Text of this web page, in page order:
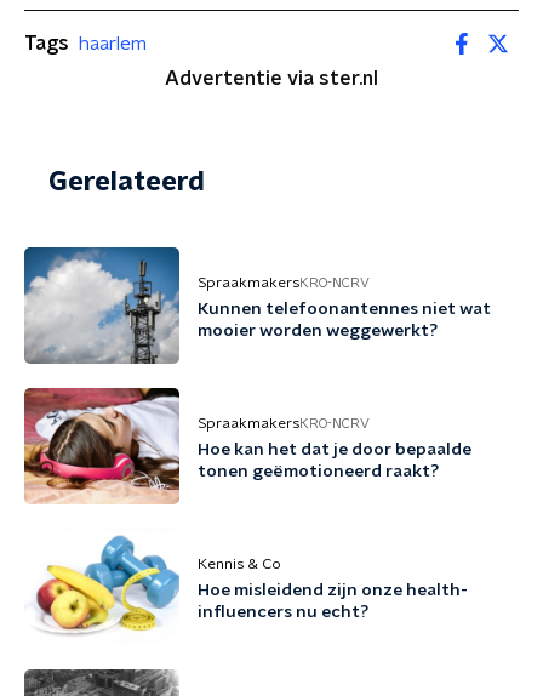
Tags haarlem
Advertentie via ster.nl
Gerelateerd
SpraakmakersKRO-NCRV
Kunnen telefoonantennes niet wat
mooier worden weggewerkt?
SpraakmakersKRO-NCRV
Hoe kan het dat je door bepaalde
tonen geëmotioneerd raakt?
Kennis & Co
Hoe misleidend zijn onze health-
influencers nu echt?